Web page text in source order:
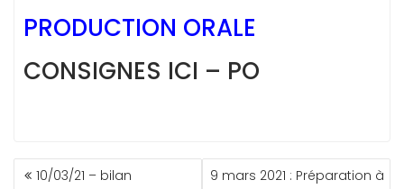
PRODUCTION ORALE
CONSIGNES ICI – PO
NAVIGATION
10/03/21 – bilan
9 mars 2021 : Préparation à